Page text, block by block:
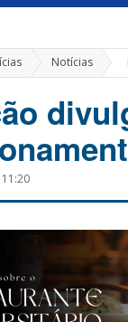
Notícias »